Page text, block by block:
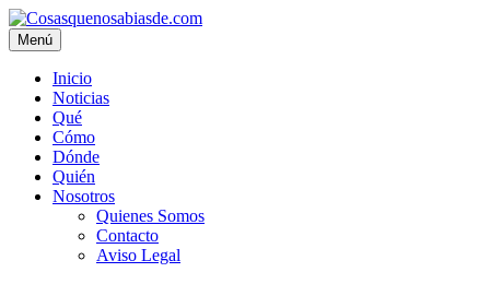
Menú
Inicio
Noticias
Qué
Cómo
Dónde
Quién
Nosotros
Quienes Somos
Contacto
Aviso Legal